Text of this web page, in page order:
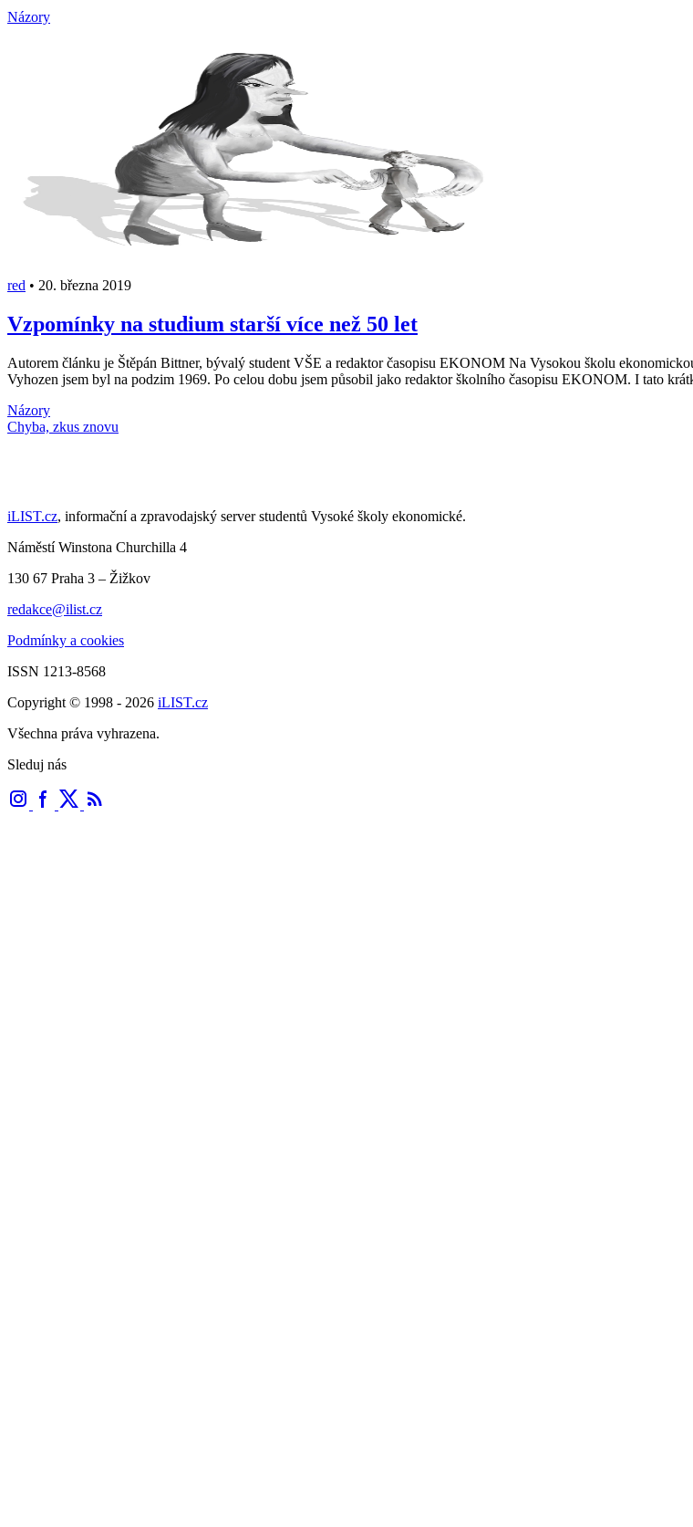
Názory
red • 20. března 2019
Vzpomínky na studium starší více než 50 let
Autorem článku je Štěpán Bittner, bývalý student VŠE a redaktor časopisu EKONOM Na Vysokou školu
Vyhozen jsem byl na podzim 1969. Po celou dobu jsem působil jako redaktor školního časopisu EKONOM. I tato
Názory
Načti další články
iLIST.cz, informační a zpravodajský server studentů Vysoké školy ekonomické.
Náměstí Winstona Churchilla 4
130 67 Praha 3 – Žižkov
redakce@ilist.cz
Podmínky a cookies
ISSN 1213-8568
Copyright © 1998 - 2026 iLIST.cz
Všechna práva vyhrazena.
Sleduj nás